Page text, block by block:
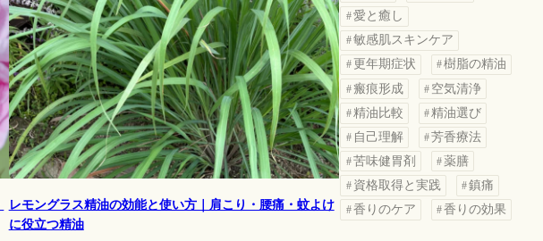
レモングラス精油の効能と使い方｜肩こり・腰痛・蚊よけ
に役立つ精油
愛と癒し
敏感肌スキンケア
更年期症状
樹脂の精油
瘢痕形成
空気清浄
精油比較
精油選び
自己理解
芳香療法
苦味健胃剤
薬膳
資格取得と実践
鎮痛
香りのケア
香りの効果